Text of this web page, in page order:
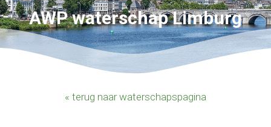
AWP waterschap Limburg
« terug naar waterschapspagina